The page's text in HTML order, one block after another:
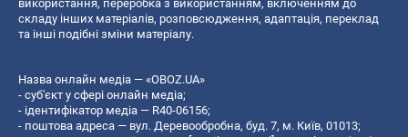
використання, переробка з використанням, включенням до
складу інших матеріалів, розповсюдження, адаптація, переклад
та інші подібні зміни матеріалу.
Назва онлайн медіа — «OBOZ.UA»
- суб'єкт у сфері онлайн медіа;
- ідентифікатор медіа — R40-06156;
- поштова адреса — вул. Деревообробна, буд. 7, м. Київ, 01013;